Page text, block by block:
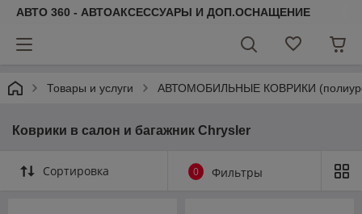
АВТО 360 - АВТОАКСЕССУАРЫ И ДОП.ОСНАЩЕНИЕ
Товары и услуги АВТОМОБИЛЬНЫЕ КОВРИКИ
Коврики в салон и багажник Chrysler
Сортировка 0 Фильтры